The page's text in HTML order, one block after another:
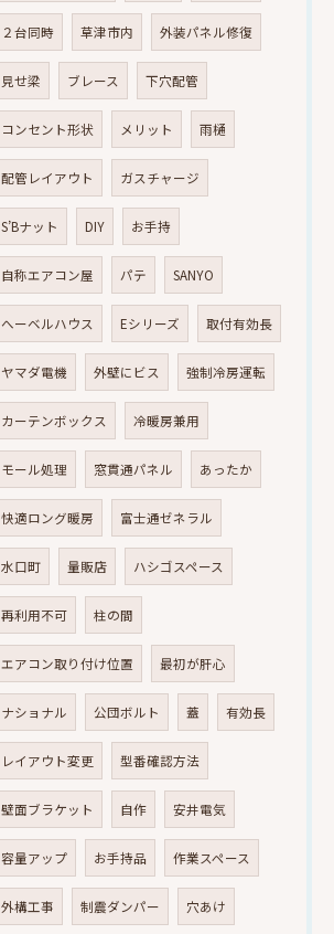
２台同時 草津市内 外装パネル修復
見せ梁 ブレース 下穴配管
コンセント形状 メリット 雨樋
配管レイアウト ガスチャージ
S’Bナット DIY お手持
自称エアコン屋 パテ SANYO
へーベルハウス Eシリーズ 取付有効長
ヤマダ電機 外壁にビス 強制冷房運転
カーテンボックス 冷暖房兼用
モール処理 窓貫通パネル あったか
快適ロング暖房 富士通ゼネラル
水口町 量販店 ハシゴスペース
再利用不可 柱の間
エアコン取り付け位置 最初が肝心
ナショナル 公団ボルト 蓋 有効長
レイアウト変更 型番確認方法
壁面ブラケット 自作 安井電気
容量アップ お手持品 作業スペース
外構工事 制震ダンパー 穴あけ